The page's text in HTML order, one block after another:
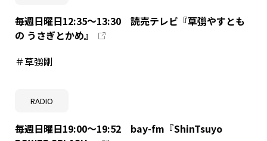
毎週日曜日12:35～13:30 読売テレビ『草彅やすとも
の うさぎとかめ』
＃草彅剛
RADIO
毎週日曜日19:00～19:52 bay-fm『ShinTsuyo